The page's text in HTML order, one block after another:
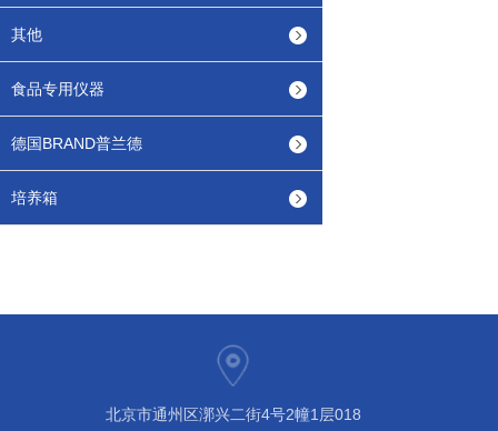
其他
食品专用仪器
德国BRAND普兰德
培养箱
北京市通州区漷兴二街4号2幢1层018